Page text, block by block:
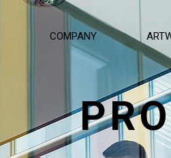
COMPANY